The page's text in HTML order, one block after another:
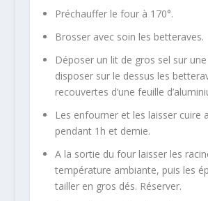
Préchauffer le four à 170°.
Brosser avec soin les betteraves.
Déposer un lit de gros sel sur
disposer sur le dessus les
recouvertes d’une feuille
Les enfourner et les laisser cuire
pendant 1h et demie.
A la sortie du four laisser les
température ambiante, puis les
tailler en gros dés. Réserver.